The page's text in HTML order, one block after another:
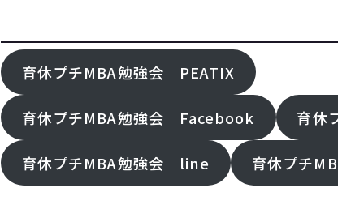
育休プチMBA勉強会 PEATIX
育休プチMBA勉強会 Facebook 育休
育休プチMBA勉強会 line 育休プチ